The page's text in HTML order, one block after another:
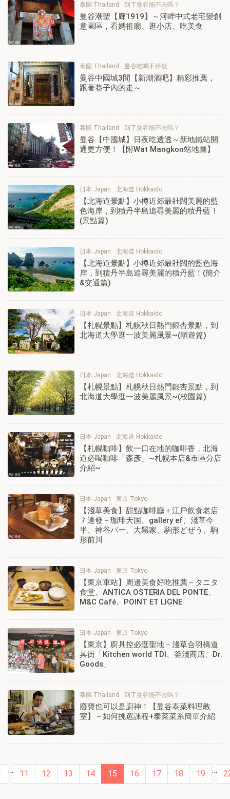
泰國 Thailand 到了曼谷能不去嗎？
曼谷潮聖【廊1919】～河畔中式老宅變創
意園區，看媽祖廟、逛小店、吃美食
泰國 Thailand 曼谷吃喝不停歇
曼谷中國城3間【新潮酒吧】精彩推薦，
跟著巷子內的走～
泰國 Thailand 到了曼谷能不去嗎？
曼谷【中國城】日夜吃透透～新地鐵站開
通更方便！【附Wat Mangkon站地圖】
日本 Japan 北海道 Hokkaido
【北海道景點】小樽近郊最壯闊美麗的藍
色海岸，到積丹半島追尋美麗的積丹藍！
(景點篇)
日本 Japan 北海道 Hokkaido
【北海道景點】小樽近郊最壯闊的藍色海
岸，到積丹半島追尋美麗的積丹藍！(簡介
&交通篇)
日本 Japan 北海道 Hokkaido
【札幌景點】札幌秋日熱門銀杏景點，到
北海道大學逛一波美麗風景~(順遊篇)
日本 Japan 北海道 Hokkaido
【札幌景點】札幌秋日熱門銀杏景點，到
北海道大學逛一波美麗風景~(校園篇)
日本 Japan 北海道 Hokkaido
【札幌咖啡】飲一口在地的咖啡香，北海
道必喝咖啡「森彥」~札幌本店&市區分店
介紹~
日本 Japan 東京 Tokyo
【淺草美食】甜點咖啡廳＋江戶飲食老店
７連發－珈琲天国、gallery ef、淺草今
半、神谷バー、大黑家、駒形どぜう、駒
形前川
日本 Japan 東京 Tokyo
【東京車站】周邊美食好吃推薦－タニタ
食堂、ANTICA OSTERIA DEL PONTE、
M&C Café、POINT ET LIGNE
日本 Japan 東京 Tokyo
【東京】廚具控必逛聖地－淺草合羽橋道
具街「Kitchen world TDI、釜淺商店、Dr.
Goods」
泰國 Thailand 到了曼谷能不去嗎？
廢寶也可以是廚神！【曼谷泰菜料理教
室】－如何挑選課程+泰菜菜系簡單介紹
… 11 12 13 14 15 16 17 18 19 …